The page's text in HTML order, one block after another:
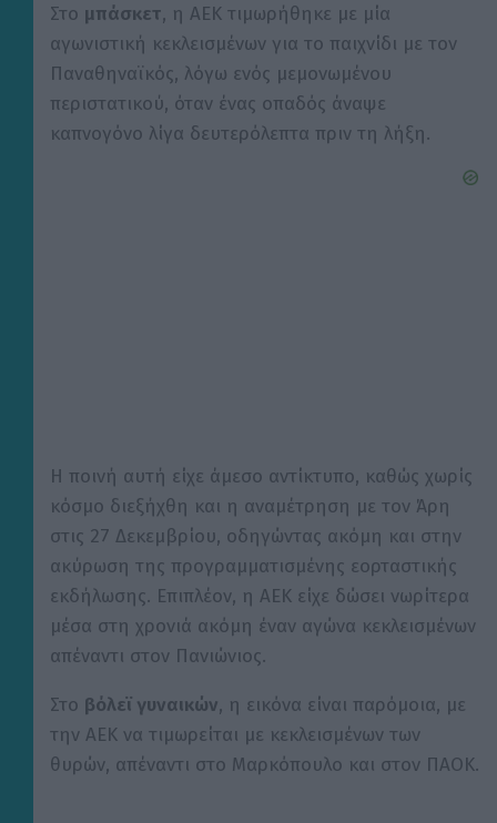
Στο μπάσκετ, η ΑΕΚ τιμωρήθηκε με μία
αγωνιστική κεκλεισμένων για το παιχνίδι με τον
Παναθηναϊκός, λόγω ενός μεμονωμένου
περιστατικού, όταν ένας οπαδός άναψε
καπνογόνο λίγα δευτερόλεπτα πριν τη λήξη.
Η ποινή αυτή είχε άμεσο αντίκτυπο, καθώς χωρίς
κόσμο διεξήχθη και η αναμέτρηση με τον Άρη
στις 27 Δεκεμβρίου, οδηγώντας ακόμη και στην
ακύρωση της προγραμματισμένης εορταστικής
εκδήλωσης. Επιπλέον, η ΑΕΚ είχε δώσει νωρίτερα
μέσα στη χρονιά ακόμη έναν αγώνα κεκλεισμένων
απέναντι στον Πανιώνιος.
Στο βόλεϊ γυναικών, η εικόνα είναι παρόμοια, με
την ΑΕΚ να τιμωρείται με κεκλεισμένων των
θυρών, απέναντι στο Μαρκόπουλο και στον ΠΑΟΚ.